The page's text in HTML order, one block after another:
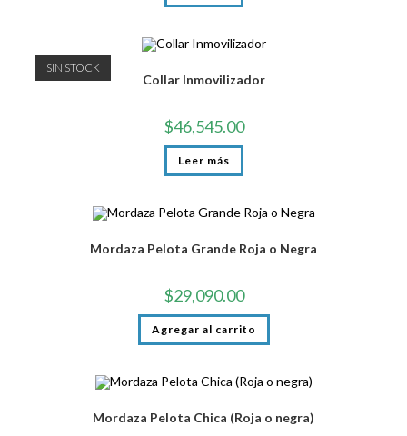
SIN STOCK
Collar Inmovilizador
$46,545.00
Leer más
Mordaza Pelota Grande Roja o Negra
$29,090.00
Agregar al carrito
Mordaza Pelota Chica (Roja o negra)